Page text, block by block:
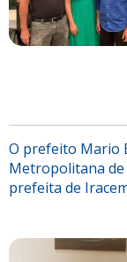
O prefeito Mario
Metropolitana de
prefeita de